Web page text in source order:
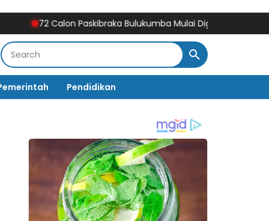
Calon Paskibraka Bulukumba Mulai Digembleng, Diklat
Pendidikan